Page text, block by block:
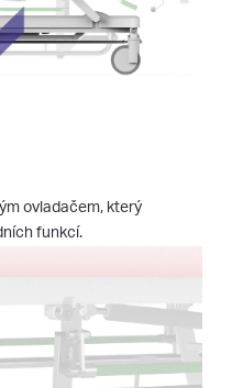
ovladačem, který
funkcí.